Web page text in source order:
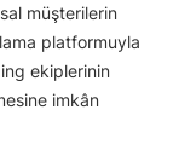
müşterilerin
platformuyla
ekiplerinin
imkân